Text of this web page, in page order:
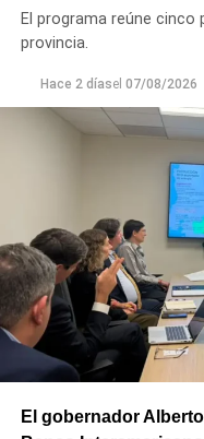
El programa reúne
provincia.
Hace 2 díasel 07/08/2026
El gobernador